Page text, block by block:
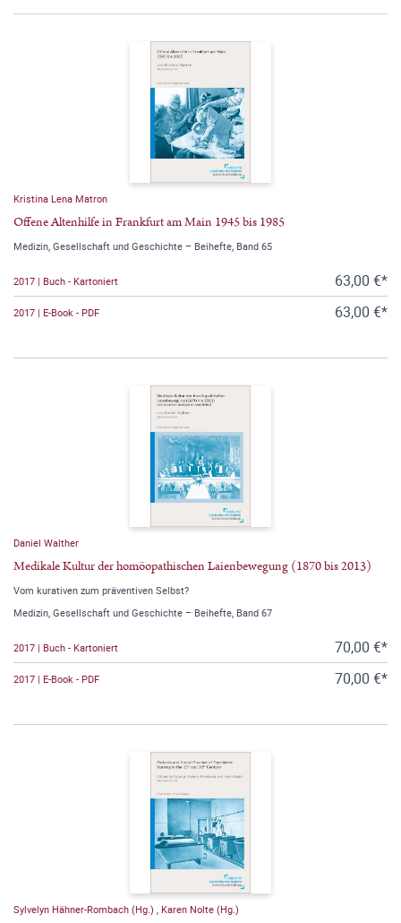
Kristina Lena Matron
Offene Altenhilfe in Frankfurt am Main 1945 bis 1985
Medizin, Gesellschaft und Geschichte – Beihefte, Band 65
2017 | Buch - Kartoniert 63,00 €*
2017 | E-Book - PDF 63,00 €*
Daniel Walther
Medikale Kultur der homöopathischen Laienbewegung (1870 bis 2013)
Vom kurativen zum präventiven Selbst?
Medizin, Gesellschaft und Geschichte – Beihefte, Band 67
2017 | Buch - Kartoniert 70,00 €*
2017 | E-Book - PDF 70,00 €*
Sylvelyn Hähner-Rombach (Hg.) , Karen Nolte (Hg.)